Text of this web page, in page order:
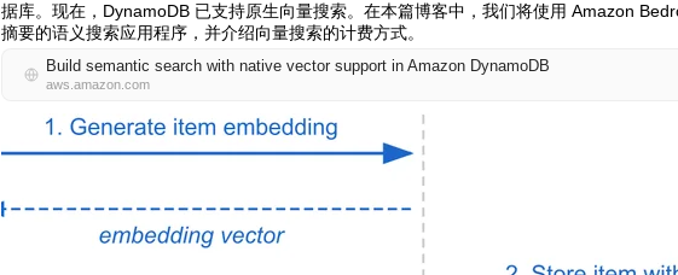
据库。现在，DynamoDB 已支持原生向量搜索。在本篇博客中，我们将使用 Amazon
摘要的语义搜索应用程序，并介绍向量搜索的计费方式。
Build semantic search with native vector support in Amazon DynamoDB
aws.amazon.com